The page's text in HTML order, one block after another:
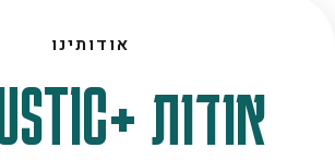
אודותינו
אודות +ACOUSTIC